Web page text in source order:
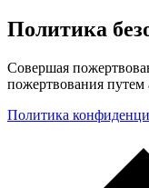
Политика
Совершая
пожертвования путем
Политика